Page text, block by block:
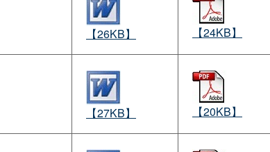
【26KB】
【24KB】
【27KB】
【20KB】